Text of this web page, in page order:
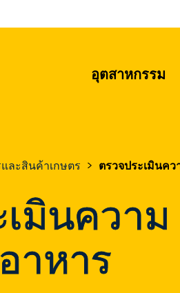
อุตสาหกรรม
ละสินค้าเกษตร ตรวจประเมินค
มินความ
าหาร